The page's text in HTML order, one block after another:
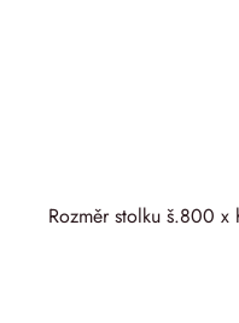
Rozměr stolku š.800